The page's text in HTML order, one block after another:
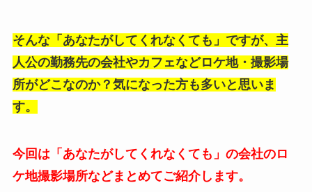
そんな「あなたがしてくれなくても」ですが、主
人公の勤務先の会社やカフェなどロケ地・撮影場
所がどこなのか？気になった方も多いと思いま
す。
今回は「あなたがしてくれなくても」の会社のロ
ケ地撮影場所などまとめてご紹介します。